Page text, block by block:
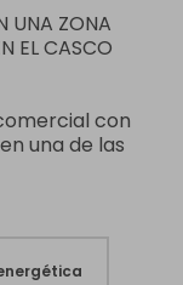
UNA ZONA
EL CASCO
con
una de las